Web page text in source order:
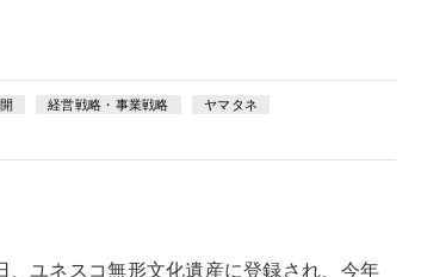
経営戦略・事業戦略 ヤマタネ
ユネスコ無形文化遺産に登録され、今年